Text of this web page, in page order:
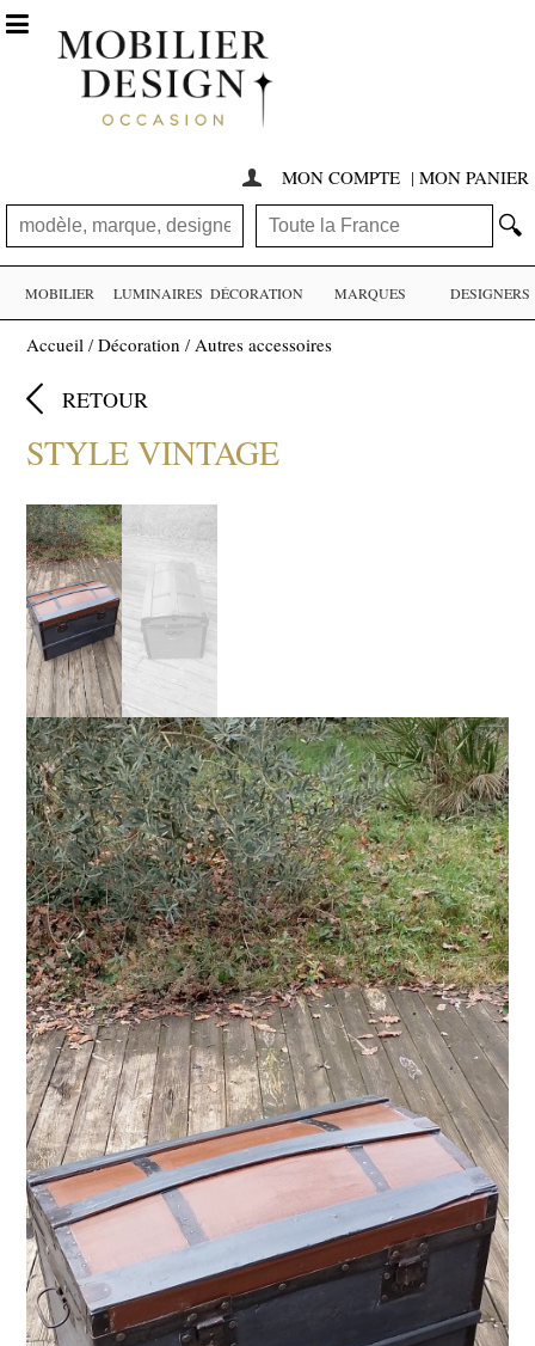
 MON COMPTE | MON PANIER
🔍

MOBILIER LUMINAIRES DÉCORATION MARQUES DESIGNERS
Accueil /Décoration /Autres accessoires
 RETOUR
STYLE VINTAGE